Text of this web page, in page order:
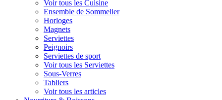
Voir tous les Cuisine
Ensemble de Sommelier
Horloges
Magnets
Serviettes
Peignoirs
Serviettes de sport
Voir tous les Serviettes
Sous-Verres
Tabliers
Voir tous les articles